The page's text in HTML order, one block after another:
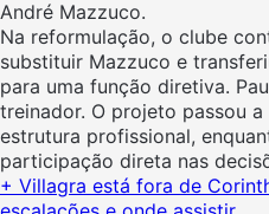
André Mazzuco.
Na reformulação, o clube
substituir Mazzuco e
para uma função diretiva.
treinador. O projeto passou
estrutura profissional,
participação direta nas
+ Villagra está fora de